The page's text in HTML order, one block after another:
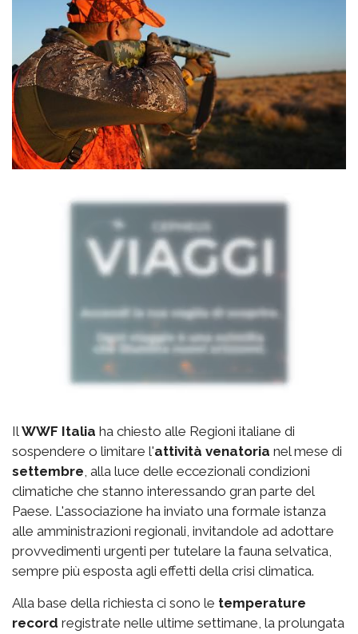
IlWWF Italia ha chiesto alle Regioni italiane di
sospendere o limitare l'attività venatoria nel mese di
settembre, alla luce delle eccezionali condizioni
climatiche che stanno interessando gran parte del
Paese. L'associazione ha inviato una formale istanza
alle amministrazioni regionali, invitandole ad adottare
provvedimenti urgenti per tutelare la fauna selvatica,
sempre più esposta agli effetti della crisi climatica.
Alla base della richiesta ci sono le temperature
record registrate nelle ultime settimane, la prolungata